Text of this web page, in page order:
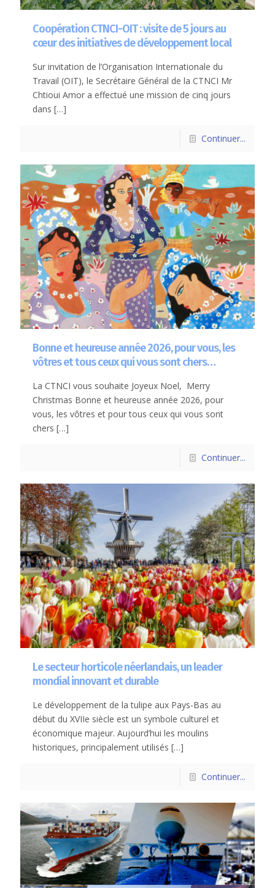
Coopération CTNCI-OIT : visite de 5 jours au
cœur des initiatives de développement local
Sur invitation de l’Organisation Internationale du
Travail (OIT), le Secrétaire Général de la CTNCI Mr
Chtioui Amor a effectué une mission de cinq jours
dans […]
Continuer...
Bonne et heureuse année 2026, pour vous, les
vôtres et tous ceux qui vous sont chers…
La CTNCI vous souhaite Joyeux Noel, Merry
Christmas Bonne et heureuse année 2026, pour
vous, les vôtres et pour tous ceux qui vous sont
chers […]
Continuer...
Le secteur horticole néerlandais, un leader
mondial innovant et durable
Le développement de la tulipe aux Pays-Bas au
début du XVIIe siècle est un symbole culturel et
économique majeur. Aujourd’hui les moulins
historiques, principalement utilisés […]
Continuer...